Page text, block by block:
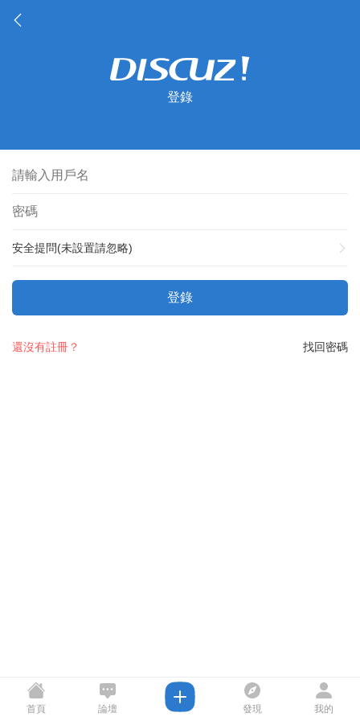
登錄
安全提問(未設置請忽略)
登錄
找回密碼
還沒有註冊？
首頁 論壇 發現 我的